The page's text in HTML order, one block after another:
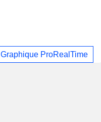
Graphique ProRealTime